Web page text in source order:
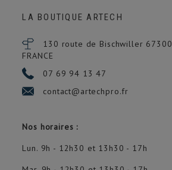
LA BOUTIQUE ARTECH
130 route de Bischwiller 67300
FRANCE
07 69 94 13 47
contact@artechpro.fr
Nos horaires :
Lun. 9h - 12h30 et 13h30 - 17h